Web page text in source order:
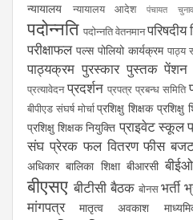
न्यायालय न्यायालय आदेश पंचायत चुनाव
पदोन्नति पदोन्नति वेतनमानपरिषदीय
परीक्षाफल पल्स पोलियो कार्यक्रम पाठ्य
पाठ्यक्रम पुरस्कार पुस्तक पेंशन
प्रत्यावेदन प्रदर्शन प्रपत्र प्रबन्ध समिति
बीपीएड संघर्ष मोर्चा प्रशिक्षु शिक्षक प्रशिक्षु
प्रशिक्षु शिक्षक नियुक्ति प्राइवेट स्कूल
संघ प्रेरक फल वितरण फीस
अधिकार बालिका शिक्षा बीआरसी बीईओ
बीएसए बीटीसी बैठक बोनस भर्ती
मांगपत्र
मातृत्व अवकाश